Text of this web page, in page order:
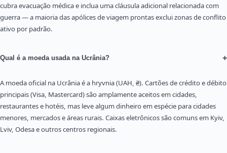
cubra evacuação médica e inclua uma cláusula adicional relacionada com
guerra — a maioria das apólices de viagem prontas exclui zonas de conflito
ativo por padrão.
Qual é a moeda usada na Ucrânia? +
A moeda oficial na Ucrânia é a hryvnia (UAH, ₴). Cartões de crédito e débito
principais (Visa, Mastercard) são amplamente aceitos em cidades,
restaurantes e hotéis, mas leve algum dinheiro em espécie para cidades
menores, mercados e áreas rurais. Caixas eletrônicos são comuns em Kyiv,
Lviv, Odesa e outros centros regionais.